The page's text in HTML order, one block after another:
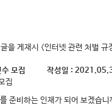
을 게재시 <인터넷 관련 처벌
모집 작성일 :
집
준비하는 인재가 되어 보겠습